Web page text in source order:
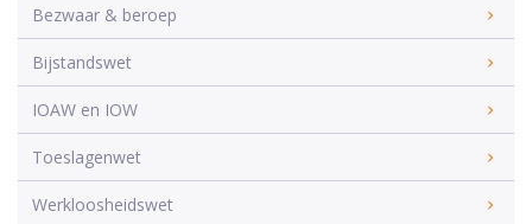
Bezwaar & beroep
Bijstandswet
IOAW en IOW
Toeslagenwet
Werkloosheidswet